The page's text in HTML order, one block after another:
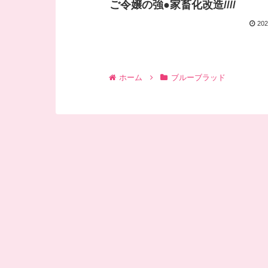
ご令嬢の強●家畜化改造////
ホーム ブルーブラッド